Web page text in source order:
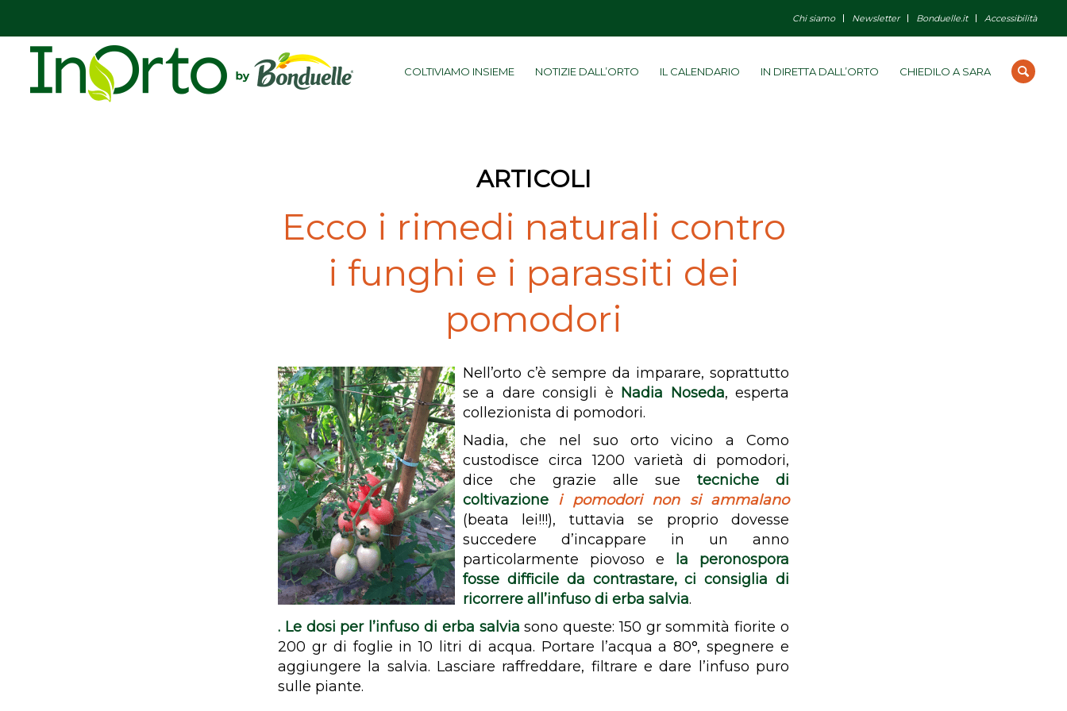
Chi siamo Newsletter Bonduelle.it Accessibilità
COLTIVIAMO INSIEME NOTIZIE DALL’ORTO IL CALENDARIO IN DIRETTA DALL’ORTO CHIEDILO A SARA
ARTICOLI
Ecco i rimedi naturali contro
i funghi e i parassiti dei
pomodori
Nell’orto c’è sempre da imparare, soprattutto
se a dare consigli è Nadia Noseda, esperta
collezionista di pomodori.
Nadia, che nel suo orto vicino a Como
custodisce circa 1200 varietà di pomodori,
dice che grazie alle sue tecniche di
coltivazione i pomodori non si ammalano
(beata lei!!!), tuttavia se proprio dovesse
succedere d’incappare in un anno
particolarmente piovoso e la peronospora
fosse difficile da contrastare, ci consiglia di
ricorrere all’infuso di erba salvia.
. Le dosi per l’infuso di erba salvia sono queste: 150 gr sommità fiorite o
200 gr di foglie in 10 litri di acqua. Portare l’acqua a 80°, spegnere e
aggiungere la salvia. Lasciare raffreddare, filtrare e dare l’infuso puro
sulle piante.